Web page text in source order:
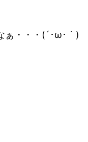
ぁ・・・(´･ω･｀)